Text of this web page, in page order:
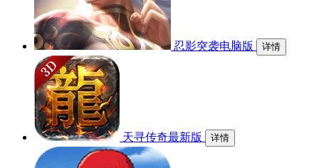
忍影突袭电脑版 详情
天寻传奇最新版 详情